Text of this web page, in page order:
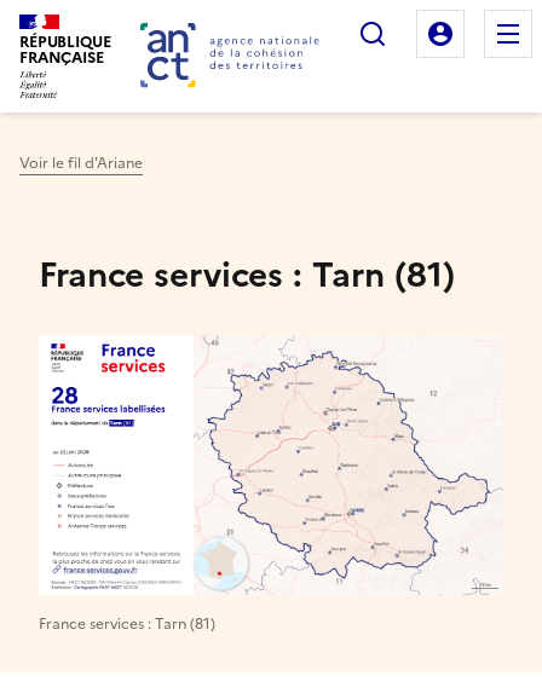
RÉPUBLIQUE
FRANÇAISE
Rechercher
Mon
Voir le fil d'Ariane
France services : Tarn (81)
France services : Tarn (81)